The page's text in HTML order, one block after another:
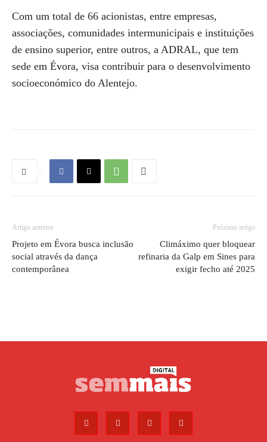
Com um total de 66 acionistas, entre empresas,
associações, comunidades intermunicipais e instituições
de ensino superior, entre outros, a ADRAL, que tem
sede em Évora, visa contribuir para o desenvolvimento
socioeconómico do Alentejo.
Artigo anterior
Projeto em Évora busca inclusão
social através da dança
contemporânea
Próximo artigo
Climáximo quer bloquear
refinaria da Galp em Sines para
exigir fecho até 2025